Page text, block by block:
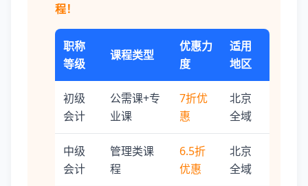
程！
职称
等级
课程类型
优惠力
度
适用
地区
初级
会计
公需课+专
业课
7折优
惠
北京
全域
中级
会计
管理类课
程
6.5折
优惠
北京
全域